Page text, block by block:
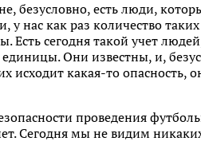
безусловно, есть люди,
у нас как раз количество
Есть сегодня такой учет
Они известны, и,
исходит какая-то опасность,
проведения
Сегодня мы не видим